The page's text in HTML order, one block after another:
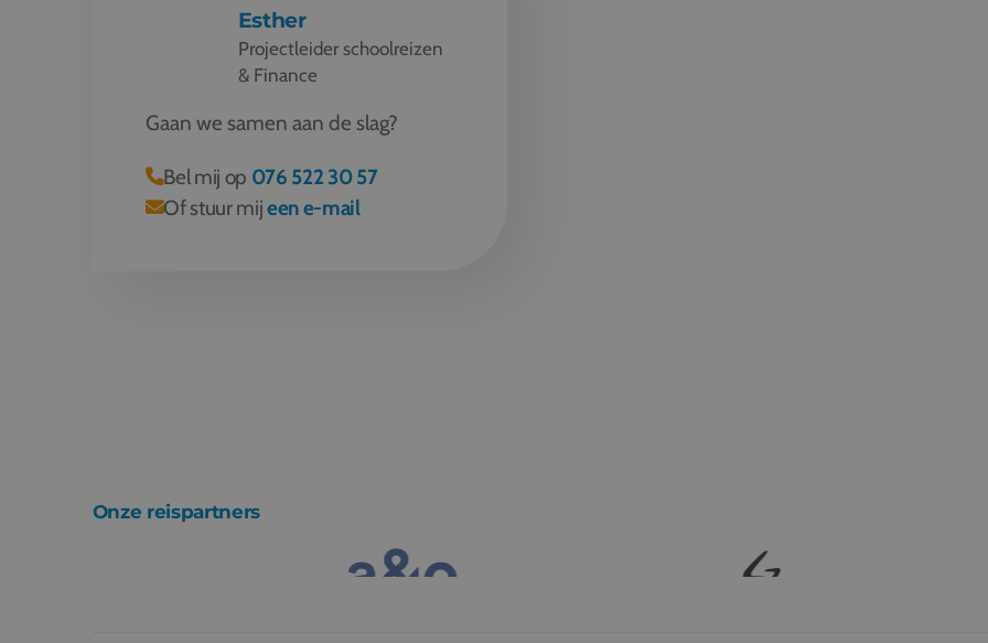
Esther
Projectleider schoolreizen
& Finance
Gaan we samen aan de slag?
Bel mij op 076 522 30 57
Of stuur mijeen e-mail
Onze reispartners